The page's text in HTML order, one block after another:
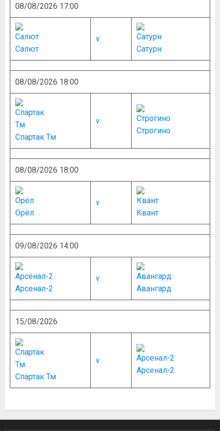
08/08/2026 17:00
Салют
v
Сатурн
08/08/2026 18:00
Спартак Тм
v
Строгино
08/08/2026 18:00
Орёл
v
Квант
09/08/2026 14:00
Арсенал-2
v
Авангард
15/08/2026
Спартак Тм
v
Арсенал-2